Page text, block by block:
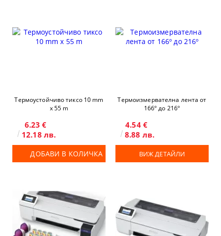
Термоустойчиво тиксо 10 mm
х 55 m
6.23 €
12.18 лв.
ДОБАВИ В КОЛИЧКА
Термоизмервателна лента от
166º до 216º
4.54 €
8.88 лв.
ВИЖ ДЕТАЙЛИ